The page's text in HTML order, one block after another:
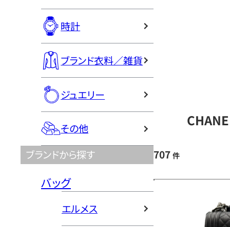
時計
ブランド衣料／雑貨
ジュエリー
その他
ブランドから探す
バッグ
エルメス
707 件